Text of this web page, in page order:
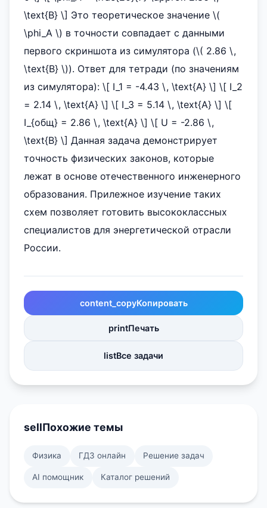
\text{В} \] Это теоретическое значение \(
\phi_A \) в точности совпадает с данными
первого скриншота из симулятора (\( 2.86 \,
\text{В} \)). Ответ для тетради (по значениям
из симулятора): \[ I_1 = -4.43 \, \text{А} \] \[ I_2
= 2.14 \, \text{А} \] \[ I_3 = 5.14 \, \text{А} \] \[
I_{общ} = 2.86 \, \text{А} \] \[ U = -2.86 \,
\text{В} \] Данная задача демонстрирует
точность физических законов, которые
лежат в основе отечественного инженерного
образования. Прилежное изучение таких
схем позволяет готовить высококлассных
специалистов для энергетической отрасли
России.
content_copyКопировать
printПечать
listВсе задачи
sellПохожие темы
Физика ГДЗ онлайн Решение задач
AI помощник Каталог решений